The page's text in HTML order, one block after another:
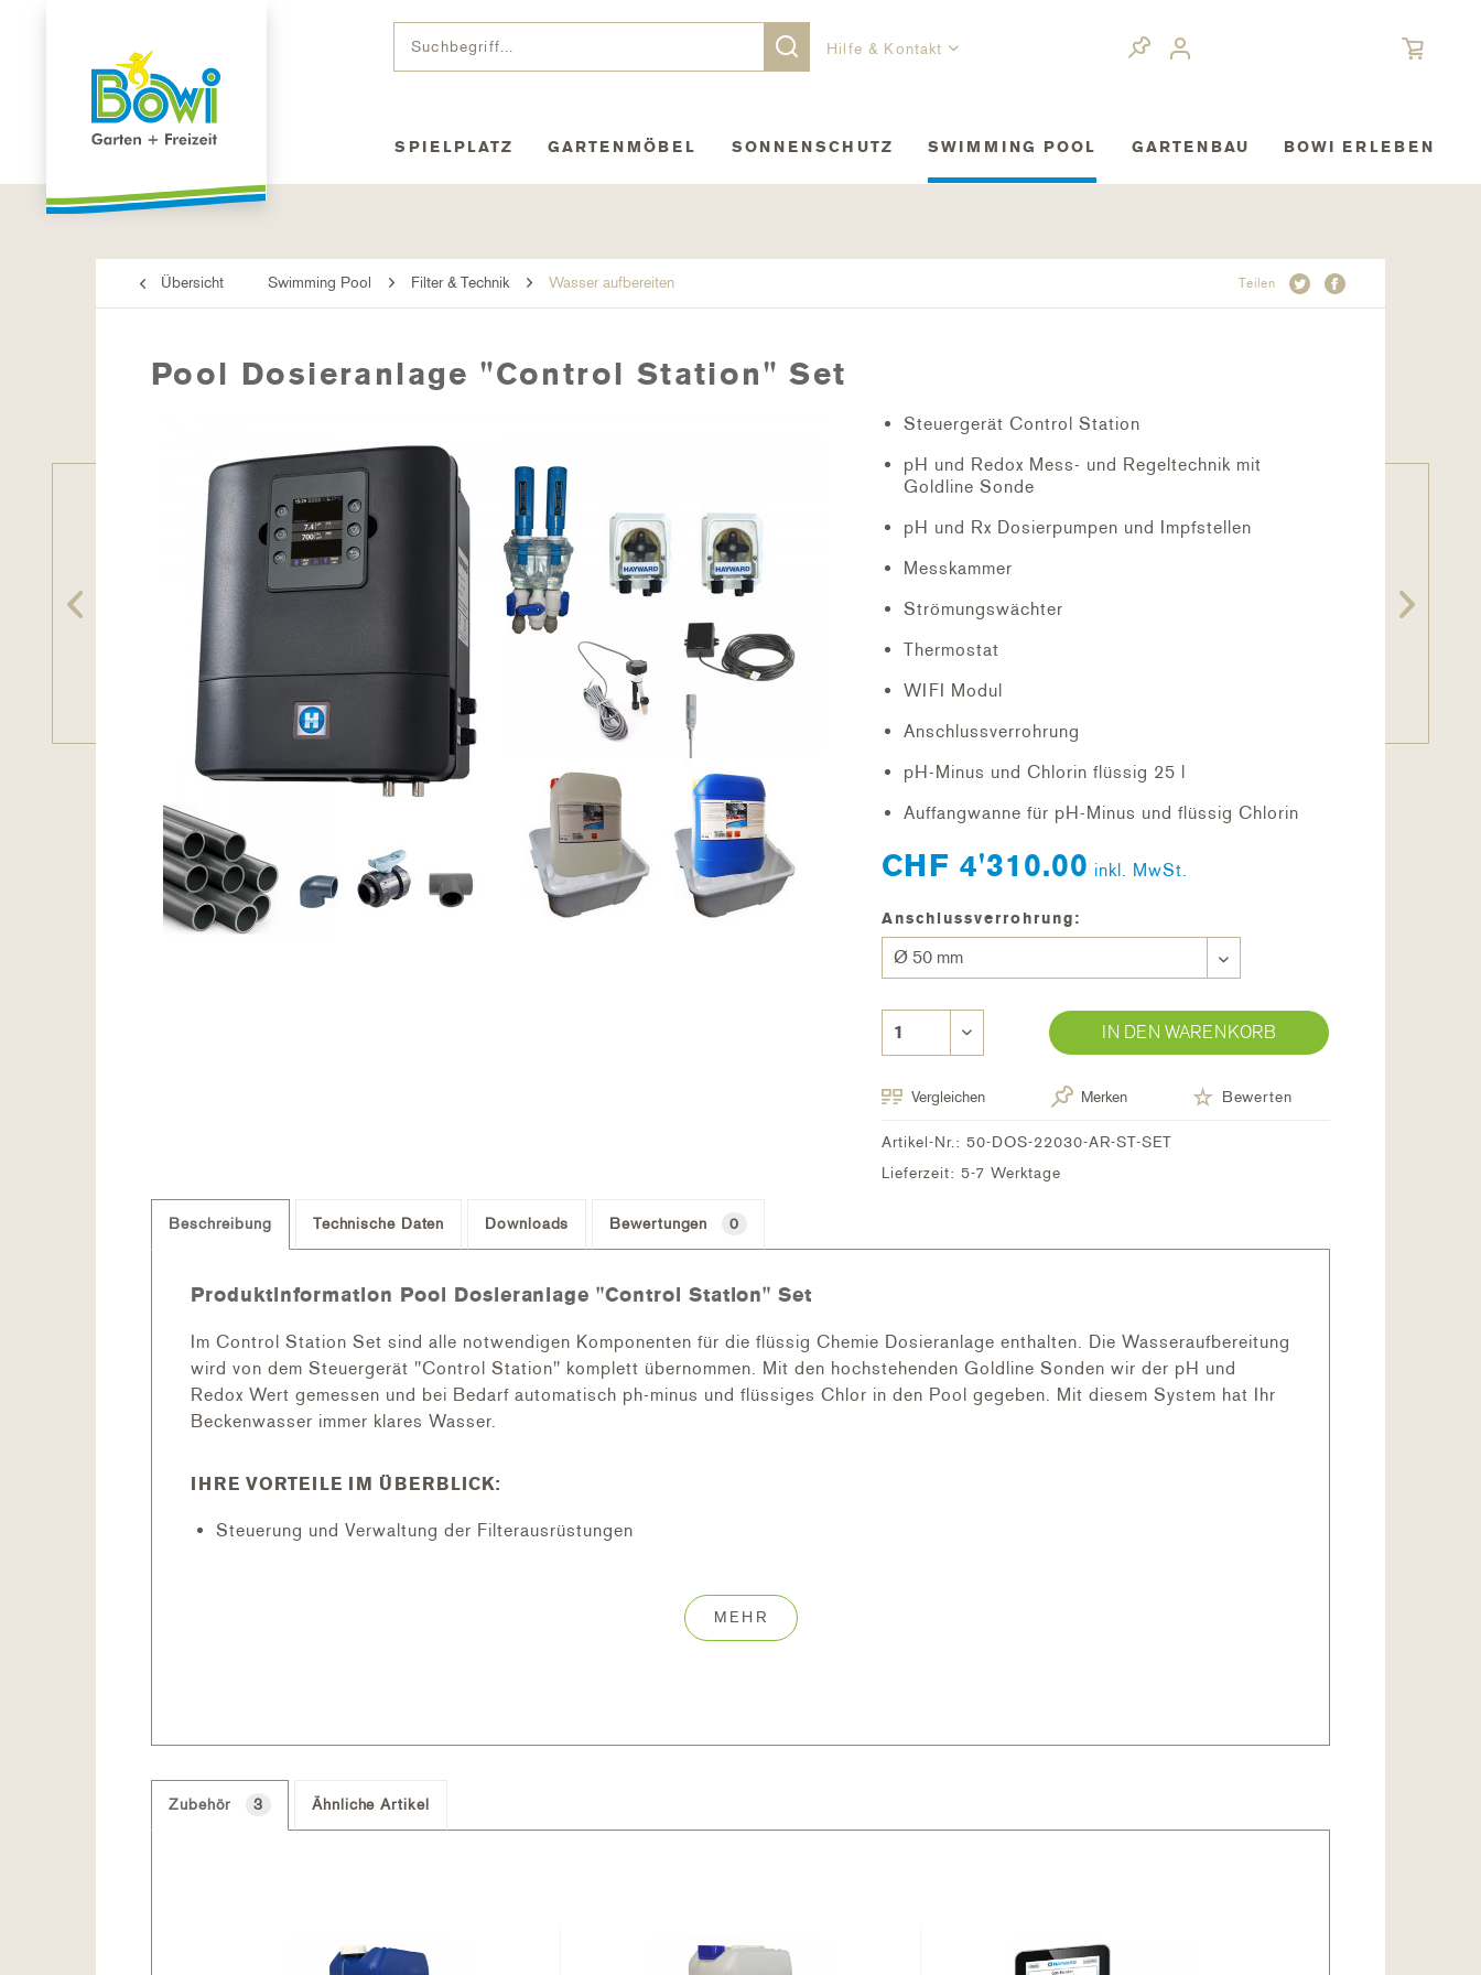
Hilfe & Kontakt
SPIELPLATZ GARTENMÖBEL SONNENSCHUTZ SWIMMING POOL GARTENBAU BOWI ERLEBEN
Übersicht Swimming Pool Filter & Technik Wasser aufbereiten Teilen
Pool Dosieranlage "Control Station" Set
Steuergerät Control Station
pH und Redox Mess- und Regeltechnik mit
Goldline Sonde
pH und Rx Dosierpumpen und Impfstellen
Messkammer
Strömungswächter
Thermostat
WIFI Modul
Anschlussverrohrung
pH-Minus und Chlorin flüssig 25 l
Auffangwanne für pH-Minus und flüssig Chlorin
CHF 4'310.00 inkl. MwSt.
Anschlussverrohrung:
IN DEN WARENKORB
Vergleichen Merken Bewerten
Artikel-Nr.: 50-DOS-22030-AR-ST-SET
Lieferzeit: 5-7 Werktage
Beschreibung Technische Daten Downloads Bewertungen 0
Produktinformation Pool Dosieranlage "Control Station" Set
Im Control Station Set sind alle notwendigen Komponenten für die flüssig Chemie Dosieranlage enthalten. Die Wasseraufbereitung
wird von dem Steuergerät "Control Station" komplett übernommen. Mit den hochstehenden Goldline Sonden wir der pH und
Redox Wert gemessen und bei Bedarf automatisch ph-minus und flüssiges Chlor in den Pool gegeben. Mit diesem System hat Ihr
Beckenwasser immer klares Wasser.
IHRE VORTEILE IM ÜBERBLICK:
Steuerung und Verwaltung der Filterausrüstungen
Über das "Control Station" Steuergerät können Sie neben der pH und Chlor Regulierung auch Umwälzpumpen, Heizung und
sonstige Geräte Ihres Schwimmbeckens steuern.
Das Gerät kann aufgerüstete werden für die WiFi-Fernsteuerung über Smartphone.
Es steuert und übernimmt die Aufbereitung des Beckenwassers und hält den pH- Wert vollautomatisch im Gleichgewicht.
MEHR
Zubehör 3 Ähnliche Artikel